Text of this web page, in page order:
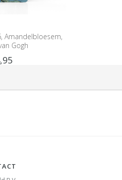
Amandelbloesem,
Gogh